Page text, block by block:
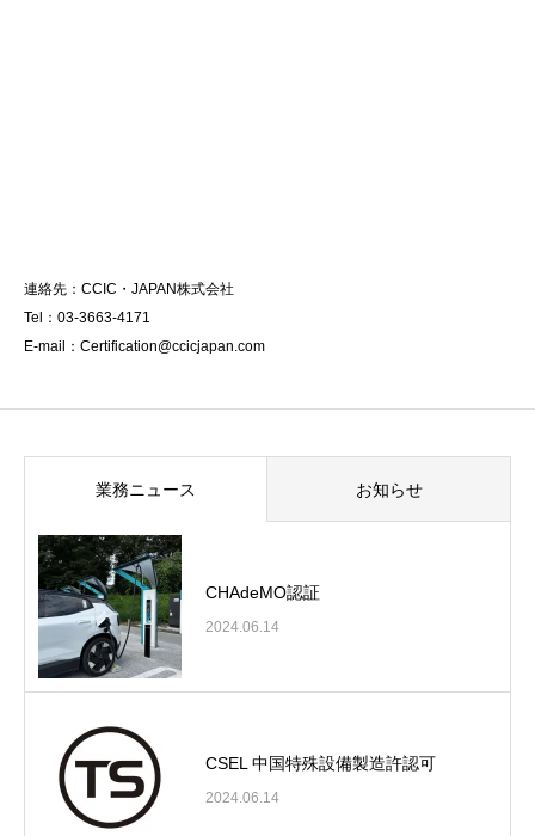
連絡先：CCIC・JAPAN株式会社
Tel：03-3663-4171
E-mail：Certification@ccicjapan.com
業務ニュース お知らせ
CHAdeMO認証
2024.06.14
CSEL 中国特殊設備製造許認可
2024.06.14